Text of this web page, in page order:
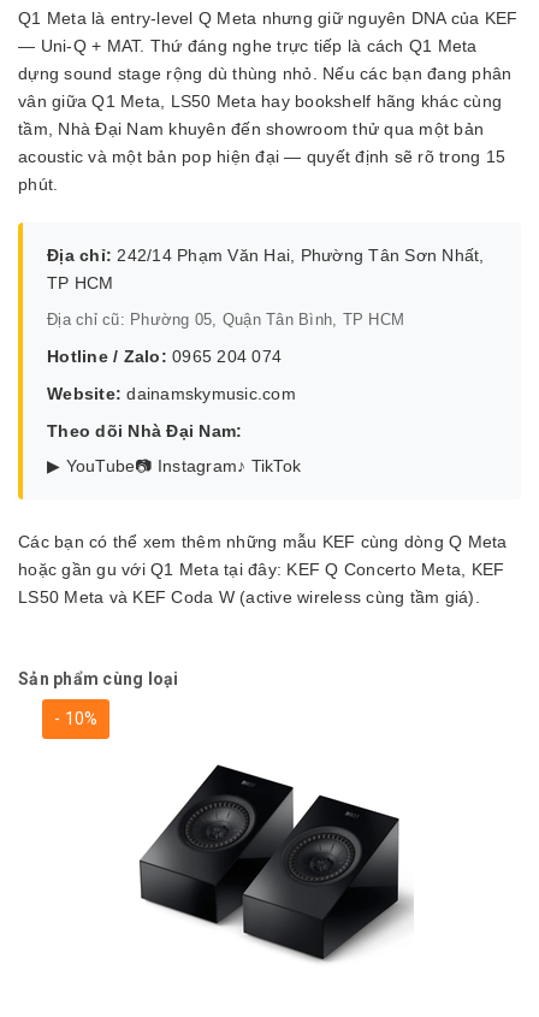
Q1 Meta là entry-level Q Meta nhưng giữ nguyên DNA của KEF
— Uni-Q + MAT. Thứ đáng nghe trực tiếp là cách Q1 Meta
dựng sound stage rộng dù thùng nhỏ. Nếu các bạn đang phân
vân giữa Q1 Meta, LS50 Meta hay bookshelf hãng khác cùng
tầm, Nhà Đại Nam khuyên đến showroom thử qua một bản
acoustic và một bản pop hiện đại — quyết định sẽ rõ trong 15
phút.
Địa chỉ: 242/14 Phạm Văn Hai, Phường Tân Sơn Nhất,
TP HCM
Địa chỉ cũ: Phường 05, Quận Tân Bình, TP HCM
Hotline / Zalo: 0965 204 074
Website: dainamskymusic.com
Theo dõi Nhà Đại Nam:
▶ YouTube📷 Instagram♪ TikTok
Các bạn có thể xem thêm những mẫu KEF cùng dòng Q Meta
hoặc gần gu với Q1 Meta tại đây: KEF Q Concerto Meta
KEF
LS50 Meta và KEF Coda W(active wireless cùng tầm giá).
Sản phẩm cùng loại
- 10%